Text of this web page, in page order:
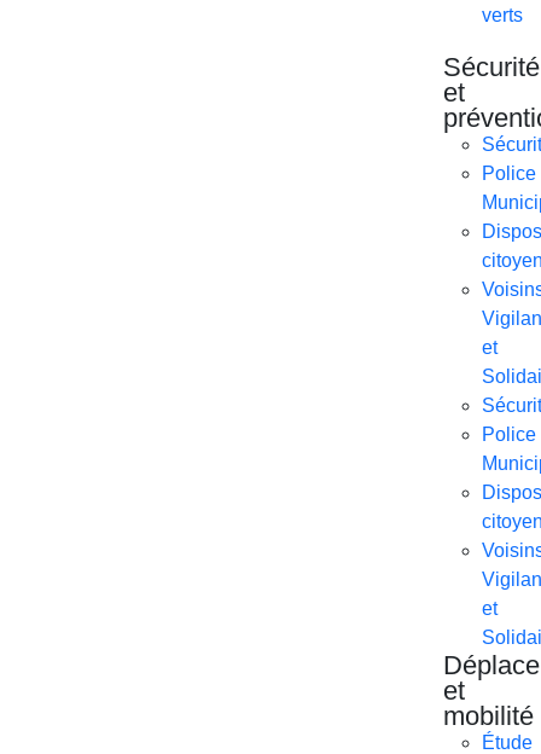
verts
Sécurité
et
Police
et
Police
et
et
mobilité
Étude